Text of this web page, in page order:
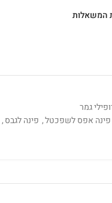
המשאלות
גמר
פינה אפס לשפכטל, פינה לגבס,